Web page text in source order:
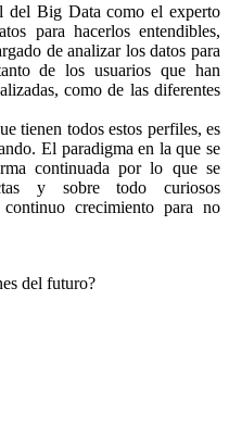
del Big Data como el experto
para hacerlos entendibles,
de analizar los datos para
de los usuarios que han
como de las diferentes
tienen todos estos perfiles, es
El paradigma en la que se
continuada por lo que se
y sobre todo curiosos
crecimiento para no
del futuro?